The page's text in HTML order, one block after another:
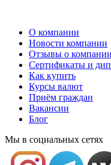
О компании
Новости компании
Отзывы о компании
Сертификаты и
Как купить
Курсы валют
Приём граждан
Вакансии
Блог
Мы в социальных сетях